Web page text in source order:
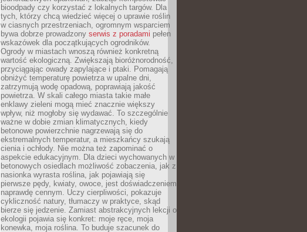
bioodpady czy korzystać z lokalnych targów. Dla
tych, którzy chcą wiedzieć więcej o uprawie roślin
w ciasnych przestrzeniach, ogromnym wsparciem
bywa dobrze prowadzony serwis z poradami pełen
wskazówek dla początkujących ogrodników.
Ogrody w miastach wnoszą również konkretną
wartość ekologiczną. Zwiększają bioróżnorodność,
przyciągając owady zapylające i ptaki. Pomagają
obniżyć temperaturę powietrza w upalne dni,
zatrzymują wodę opadową, poprawiają jakość
powietrza. W skali całego miasta takie małe
enklawy zieleni mogą mieć znacznie większy
wpływ, niż mogłoby się wydawać. To szczególnie
ważne w dobie zmian klimatycznych, kiedy
betonowe powierzchnie nagrzewają się do
ekstremalnych temperatur, a mieszkańcy szukają
cienia i ochłody. Nie można też zapominać o
aspekcie edukacyjnym. Dla dzieci wychowanych w
betonowych osiedlach możliwość zobaczenia, jak z
nasionka wyrasta roślina, jak pojawiają się
pierwsze pędy, kwiaty, owoce, jest doświadczeniem
naprawdę cennym. Uczy cierpliwości, pokazuje
cykliczność natury, tłumaczy w praktyce, skąd
bierze się jedzenie. Zamiast abstrakcyjnych lekcji o
ekologii pojawia się konkret: moje ręce, moja
konewka, moja roślina. To buduje szacunek do